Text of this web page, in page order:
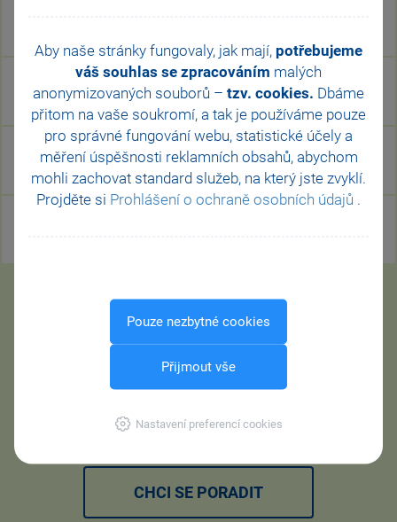
Aby naše stránky fungovaly, jak mají, potřebujeme
váš souhlas se zpracováním malých
anonymizovaných souborů – tzv. cookies. Dbáme
přitom na vaše soukromí, a tak je používáme pouze
pro správné fungování webu, statistické účely a
měření úspěšnosti reklamních obsahů, abychom
mohli zachovat standard služeb, na který jste zvyklí.
Projděte si Prohlášení o ochraně osobních údajů .
Pouze nezbytné cookies
Přijmout vše
Nastavení preferencí cookies
Varianta M100
do 100 zaměstnanců
Varianta M200
do 200 zaměstnanců
CHCI PROGRAM PAMICA
CHCI SE PORADIT